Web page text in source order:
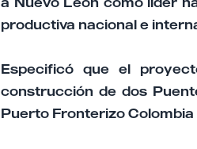
productiva nacional e
Especificó que el
construcción de dos
Puerto Fronterizo